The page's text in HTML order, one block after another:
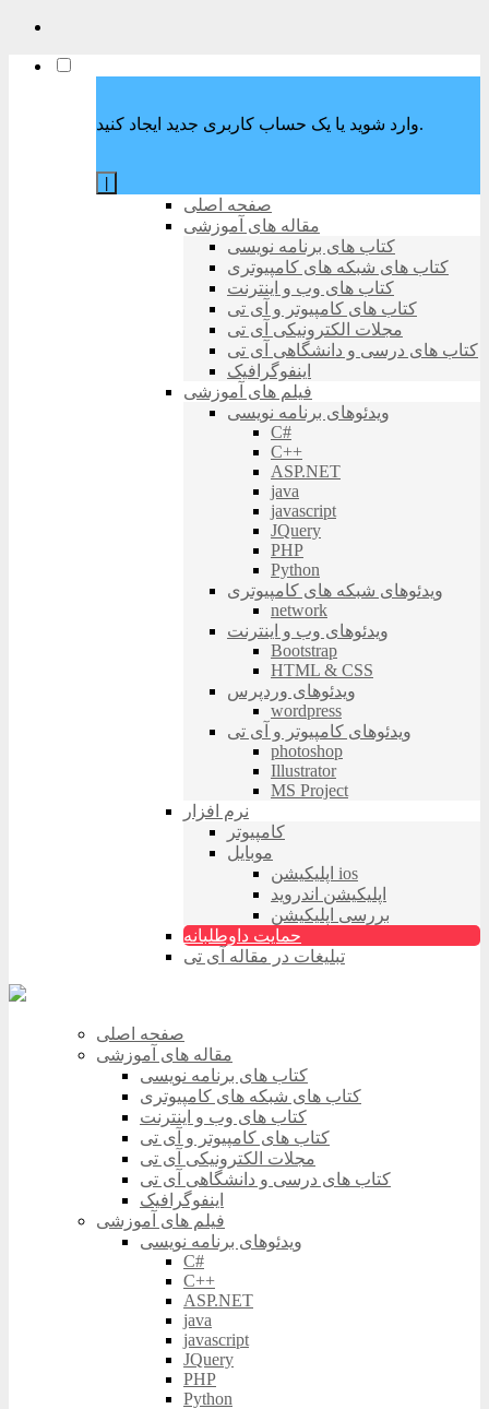
وارد شوید یا یک حساب کاربری جدید ایجاد کنید.
صفحه اصلی
مقاله های آموزشی
کتاب های برنامه نویسی
کتاب های شبکه های کامپیوتری
کتاب های وب و اینترنت
کتاب های کامپیوتر و آی تی
مجلات الکترونیکی آی تی
کتاب های درسی و دانشگاهی آی تی
اینفوگرافیک
فیلم های آموزشی
ویدئوهای برنامه نویسی
C#
C++
ASP.NET
java
javascript
JQuery
PHP
Python
ویدئوهای شبکه های کامپیوتری
network
ویدئوهای وب و اینترنت
Bootstrap
HTML & CSS
ویدئوهای وردپرس
wordpress
ویدئوهای کامپیوتر و آی تی
photoshop
Illustrator
MS Project
نرم افزار
کامپیوتر
موبایل
اپلیکیشن ios
اپلیکیشن اندروید
بررسی اپلیکیشن
حمایت داوطلبانه
تبلیغات در مقاله آی تی
صفحه اصلی
مقاله های آموزشی
کتاب های برنامه نویسی
کتاب های شبکه های کامپیوتری
کتاب های وب و اینترنت
کتاب های کامپیوتر و آی تی
مجلات الکترونیکی آی تی
کتاب های درسی و دانشگاهی آی تی
اینفوگرافیک
فیلم های آموزشی
ویدئوهای برنامه نویسی
C#
C++
ASP.NET
java
javascript
JQuery
PHP
Python